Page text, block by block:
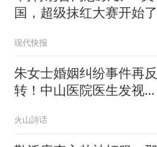
国，超级抹红大赛开始了
现代快报
朱女士婚姻纠纷事件再反
转！中山医院医生发视频
证的受害者
火山詩话